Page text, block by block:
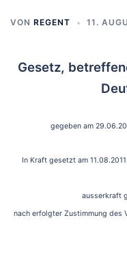
VON REGENT 11.
Gesetz,
gegeben am
In Kraft gesetzt am
ausserkraft
nach erfolgter Zustimmung des